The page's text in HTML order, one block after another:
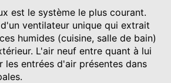
est le système le plus courant.
ventilateur unique qui extrait
humides (cuisine, salle de bain)
L'air neuf entre quant à lui
les entrées d'air présentes dans